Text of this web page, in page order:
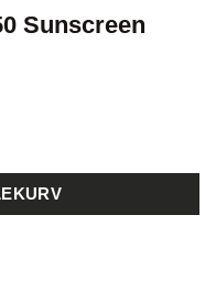
Sunscreen
Stick antall